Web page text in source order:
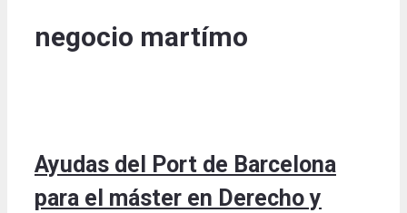
negocio martímo
Ayudas del Port de Barcelona
para el máster en Derecho y